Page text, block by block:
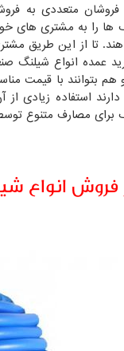
فروشان متعددی به
ها را به مشتری های
تا از این طریق
عمده انواع شیلنگ
هم بتوانند با قیمت
استفاده زیادی
برای مصارف متنوع
فروش انواع